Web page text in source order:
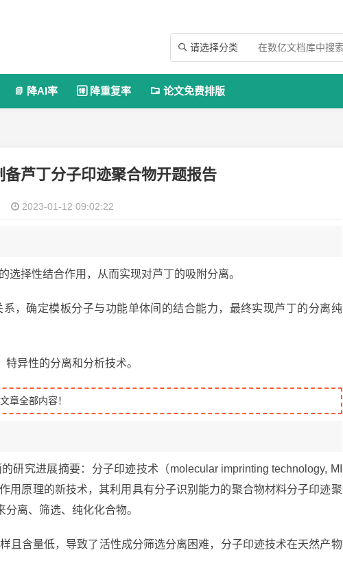
 请选择分类
 降AI率  降重复率  论文免费排版
备芦丁分子印迹聚合物开题报告
2023-01-12 09:02:22
选择性结合作用，从而实现对芦丁的吸附分离。
，确定模板分子与功能单体间的结合能力，最终实现芦丁的分离纯
异性的分离和分析技术。
章全部内容！
研究进展摘要：分子印迹技术（molecular imprinting technology, MI
用原理的新技术，其利用具有分子识别能力的聚合物材料分子印迹聚
离、筛选、纯化化合物。
且含量低，导致了活性成分筛选分离困难，分子印迹技术在天然产物